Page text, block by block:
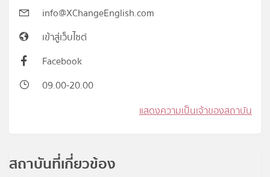
info@XChangeEnglish.com
เข้าสู่เว็บไซต์
Facebook
09.00-20.00
แสดงความเป็นเจ้าของสถาบัน
สถาบันที่เกี่ยวข้อง